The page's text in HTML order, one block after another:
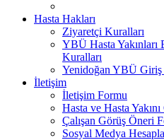
Hasta Hakları
Ziyaretçi Kuralları
YBÜ Hasta
Kuralları
Yenidoğan YBÜ Giriş
İletişim
İletişim Formu
Hasta ve Hasta
Çalışan Görüş Öneri
Sosyal Medya